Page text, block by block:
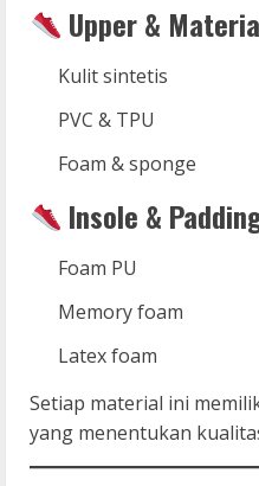
Upper &
Kulit sintetis
PVC & TPU
Foam & sponge
Insole &
Foam PU
Memory foam
Latex foam
Setiap material ini
yang menentukan